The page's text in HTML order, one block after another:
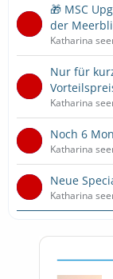
🎁 MSC
der
Katharina
Nur für
Katharina
Noch 6
Katharina
Neue
Katharina